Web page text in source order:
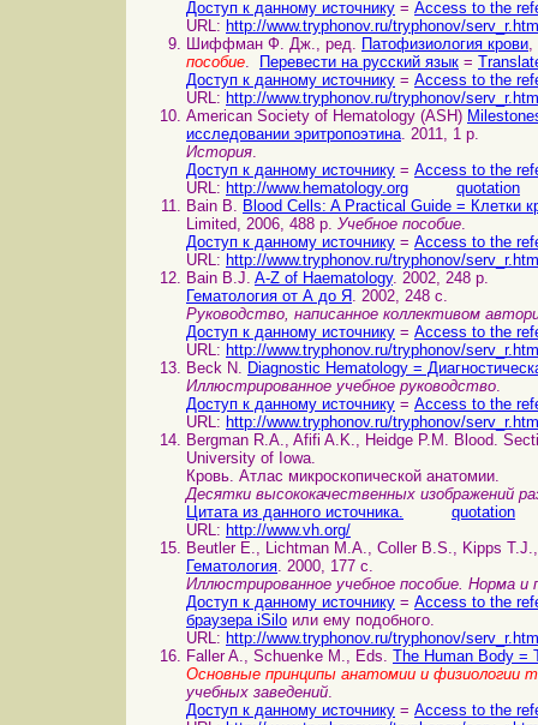
Доступ к данному источнику = Access to the
URL: http://www.tryphonov.ru/tryphonov/
Шиффман Ф. Дж., ред. Патофизиология крови,
пособие. Перевести на русский язык =
Доступ к данному источнику = Access to the
URL: http://www.tryphonov.ru/tryphonov/
American Society of Hematology (ASH)
исследовании эритропоэтина. 2011, 1 p.
История.
Доступ к данному источнику = Access to the
URL: http://www.hematology.org
quotation
Bain B. Blood Cells: A Practical Guide = Клетки
Limited, 2006, 488 p. Учебное пособие.
Доступ к данному источнику = Access to the
URL: http://www.tryphonov.ru/tryphonov/
Bain B.J. A-Z of Haematology. 2002, 248 p.
Гематология от А до Я. 2002, 248 с.
Руководство, написанное коллективом
Доступ к данному источнику = Access to the
URL: http://www.tryphonov.ru/tryphonov/
Beck N. Diagnostic Hematology =
Иллюстрированное учебное руководство.
Доступ к данному источнику = Access to the
URL: http://www.tryphonov.ru/tryphonov/
Bergman R.A., Afifi A.K., Heidge P.M. Blood.
University of Iowa.
Кровь. Атлас микроскопической анатомии.
Десятки высококачественных изображений
Цитата из данного источника.
quotation
URL: http://www.vh.org/
Beutler E., Lichtman M.A., Coller B.S., Kipps
Гематология. 2000, 177 c.
Иллюстрированное учебное пособие. Норма и
Доступ к данному источнику = Access to the
браузера iSilo или ему подобного.
URL: http://www.tryphonov.ru/tryphonov/
Faller A., Schuenke M., Eds. The Human Body =
Основные принципы анатомии и физиологии
учебных заведений.
Доступ к данному источнику = Access to the